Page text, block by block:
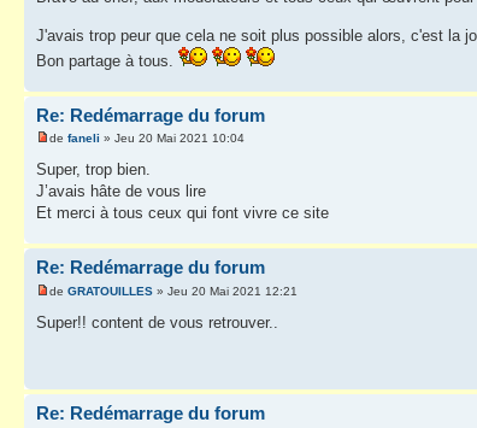
J'avais trop peur que cela ne soit plus possible alors, c'est la
Bon partage à tous.
Re: Redémarrage du forum
de faneli » Jeu 20 Mai 2021 10:04
Super, trop bien.
J’avais hâte de vous lire
Et merci à tous ceux qui font vivre ce site
Re: Redémarrage du forum
de GRATOUILLES » Jeu 20 Mai 2021 12:21
Super!! content de vous retrouver..
Re: Redémarrage du forum